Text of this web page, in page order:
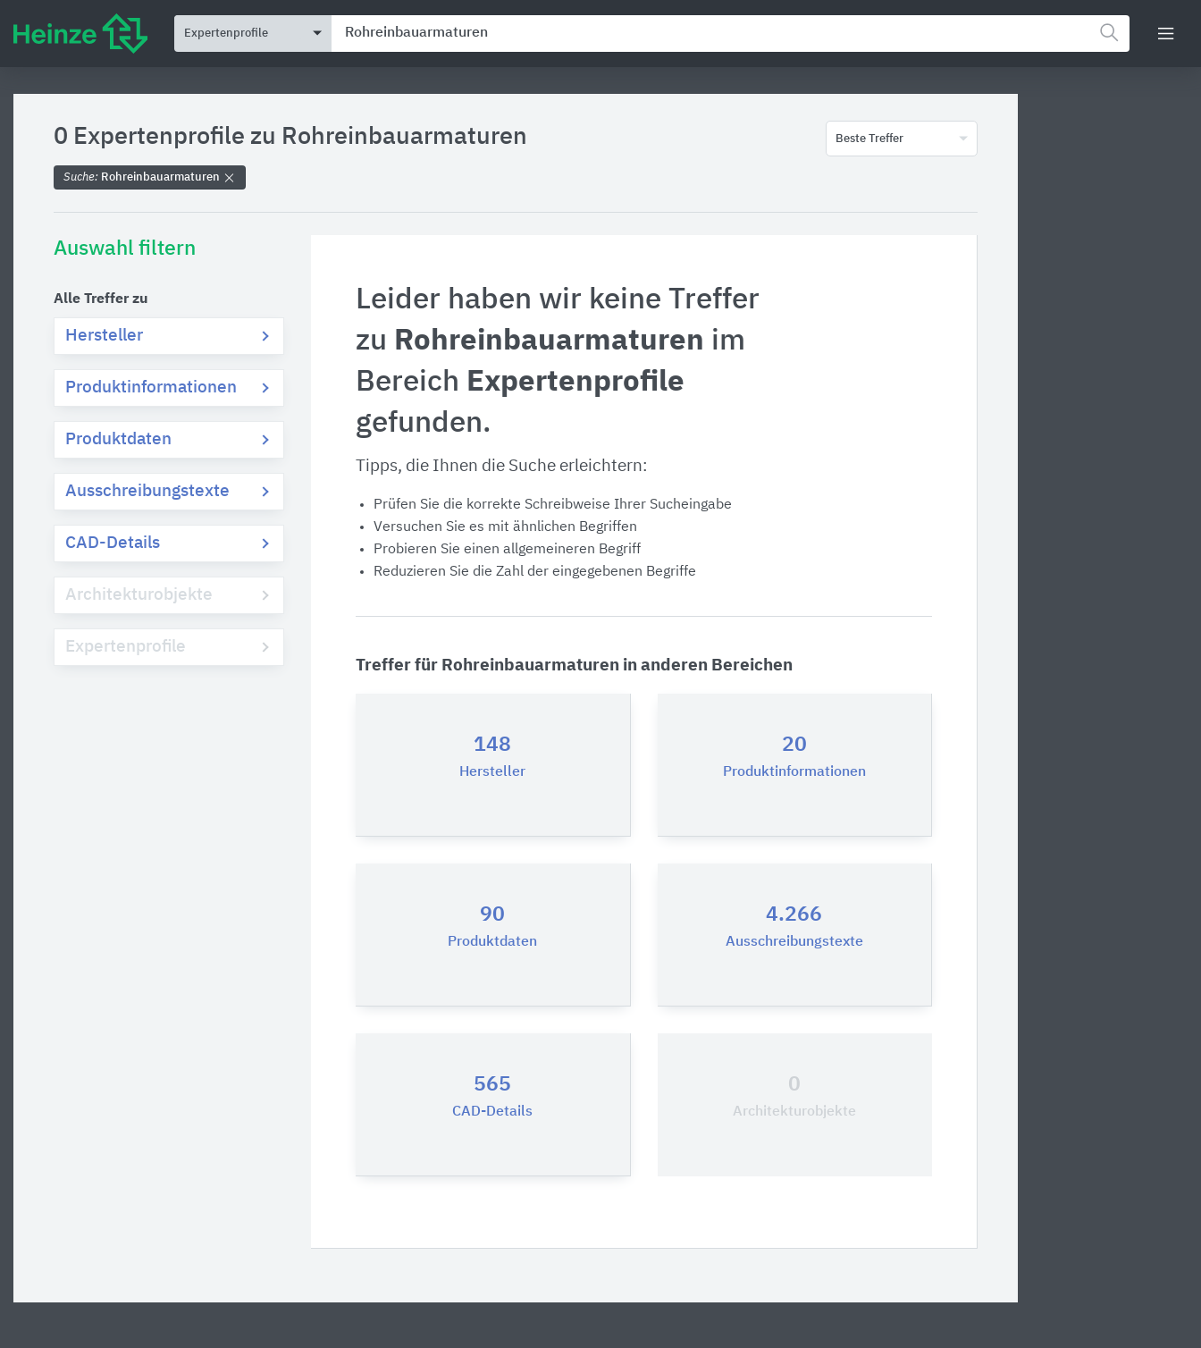
Expertenprofile
0 Expertenprofile zu Rohreinbauarmaturen Beste Treffer
Suche: Rohreinbauarmaturen
Auswahl filtern
Alle Treffer zu
Hersteller
Produktinformationen
Produktdaten
Ausschreibungstexte
CAD-Details
Architekturobjekte
Expertenprofile
Leider haben wir keine Treffer
zu Rohreinbauarmaturen im
Bereich Expertenprofile
gefunden.
Tipps, die Ihnen die Suche erleichtern:
Prüfen Sie die korrekte Schreibweise Ihrer Sucheingabe
Versuchen Sie es mit ähnlichen Begriffen
Probieren Sie einen allgemeineren Begriff
Reduzieren Sie die Zahl der eingegebenen Begriffe
Treffer für Rohreinbauarmaturen in anderen Bereichen
148
Hersteller
20
Produktinformationen
90
Produktdaten
4.266
Ausschreibungstexte
565
CAD-Details
0
Architekturobjekte